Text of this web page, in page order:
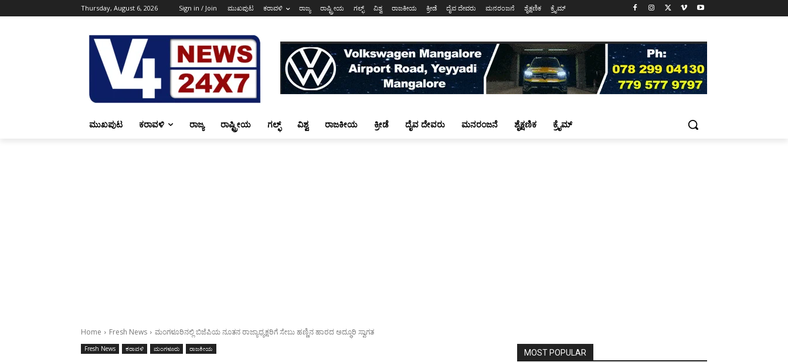
Thursday, August 6, 2026 Sign in / Join ಮುಖಪುಟ ಕರಾವಳಿ ರಾಜ್ಯ ರಾಷ್ಟ್ರೀಯ ಗಲ್ಫ್ ವಿಶ್ವ ರಾಜಕೀಯ ಕ್ರೀಡೆ ದೈವ ದೇವರು ಮನರಂಜನೆ ಶೈಕ್ಷಣಿಕ ಕ್ರೈಮ್
ಮುಖಪುಟ ಕರಾವಳಿ ರಾಜ್ಯ ರಾಷ್ಟ್ರೀಯ ಗಲ್ಫ್ ವಿಶ್ವ ರಾಜಕೀಯ ಕ್ರೀಡೆ ದೈವ ದೇವರು ಮನರಂಜನೆ ಶೈಕ್ಷಣಿಕ ಕ್ರೈಮ್
Home Fresh News ಮಂಗಳೂರಿನಲ್ಲಿ ಬಿಜೆಪಿಯ ನೂತನ ರಾಜ್ಯಾಧ್ಯಕ್ಷರಿಗೆ ಸೇಬು ಹಣ್ಣಿನ ಹಾರದ ಅದ್ಧೂರಿ ಸ್ವಾಗತ
Fresh News ಕರಾವಳಿ ಮಂಗಳೂರು ರಾಜಕೀಯ MOST POPULAR